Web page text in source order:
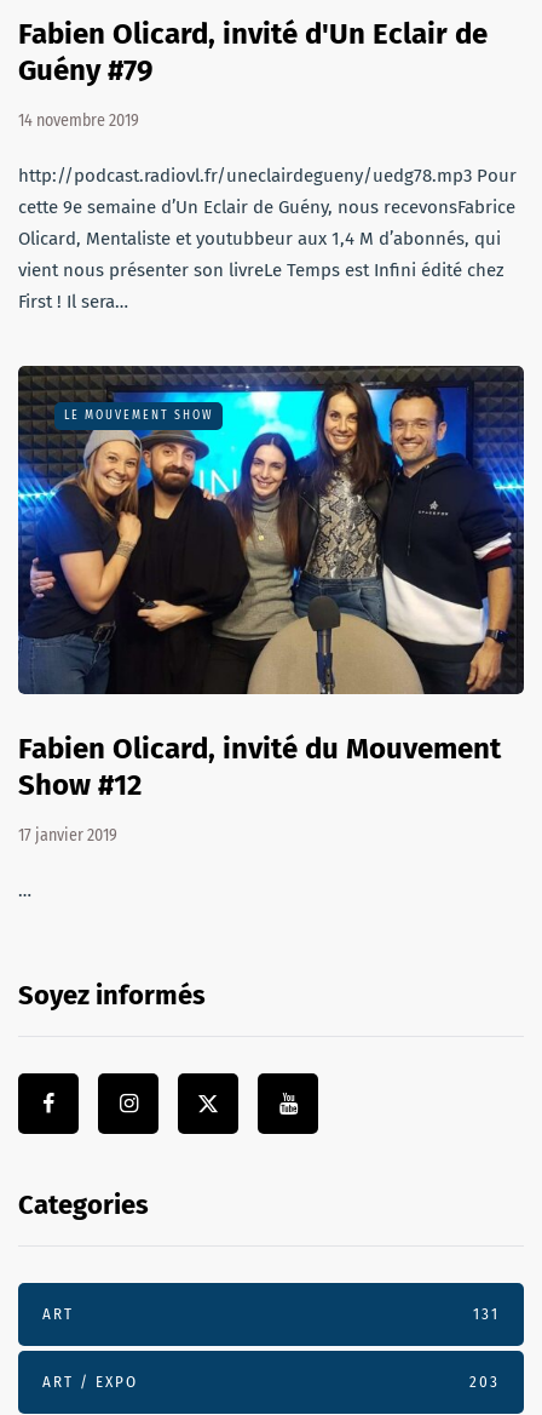
Fabien Olicard, invité d'Un Eclair de
Guény #79
14 novembre 2019
http://podcast.radiovl.fr/uneclairdegueny/uedg78.mp3 Pour
cette 9e semaine d’Un Eclair de Guény, nous recevonsFabrice
Olicard, Mentaliste et youtubbeur aux 1,4 M d’abonnés, qui
vient nous présenter son livreLe Temps est Infini édité chez
First ! Il sera…
LE MOUVEMENT SHOW
Fabien Olicard, invité du Mouvement
Show #12
17 janvier 2019
…
Soyez informés
Categories
ART 131
ART / EXPO 203